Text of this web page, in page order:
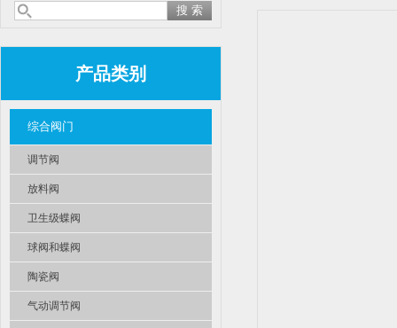
产品类别
综合阀门
调节阀
放料阀
卫生级蝶阀
球阀和蝶阀
陶瓷阀
气动调节阀